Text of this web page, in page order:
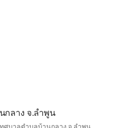
กลาง จ.ลำพูน